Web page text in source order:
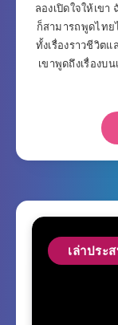
ลองเปิดใจให้เข
ก็สามารถพูดไทย
ทั้งเรื่องราวชีวิต
เขาพูดถึงเรื่องบ
เล่าประ